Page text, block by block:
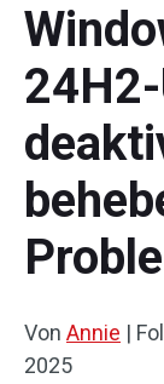
Von Annie |
2025